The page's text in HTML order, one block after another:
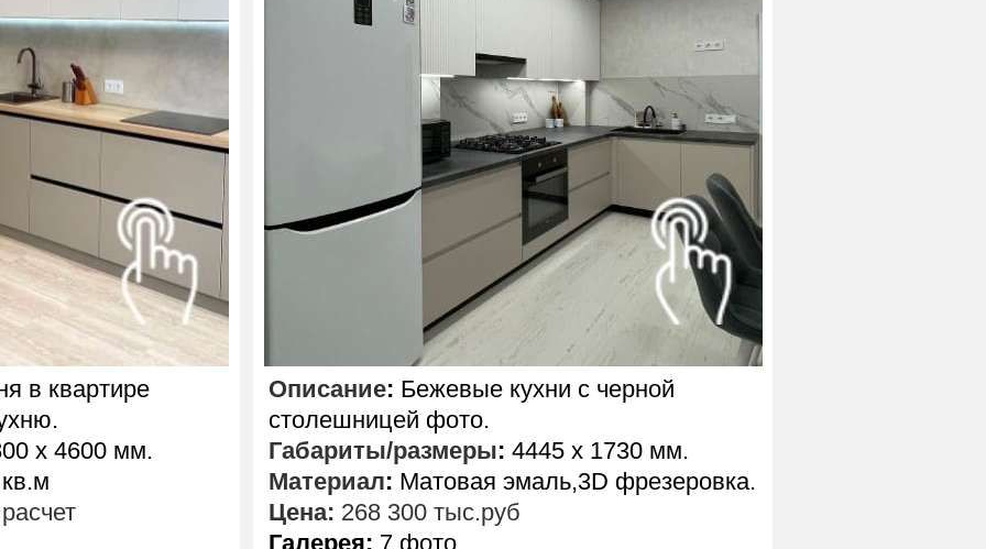
х 4600 мм.
Описание: Бежевые кухни с черной
столешницей фото.
Габариты/размеры: 4445 х 1730 мм.
Материал: Матовая эмаль,3D фрезеровка.
Цена: 268 300 тыс.руб
Галерея: 7 фото
в квартире